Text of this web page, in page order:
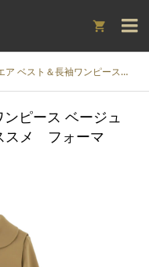

ピース ベージュ 120・130 入学式などにオススメ フォーマル デイリー 537598
ピース ベージュ
スメ フォーマ